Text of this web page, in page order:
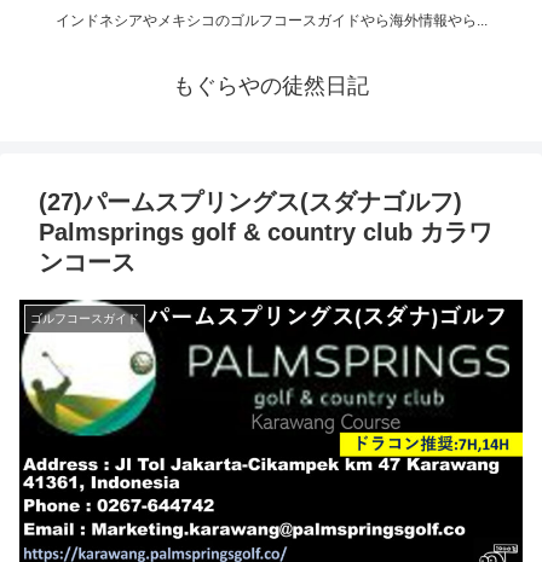
インドネシアやメキシコのゴルフコースガイドやら海外情報やら...
もぐらやの徒然日記
(27)パームスプリングス(スダナゴルフ)
Palmsprings golf & country club カラワ
ンコース
ゴルフコースガイド